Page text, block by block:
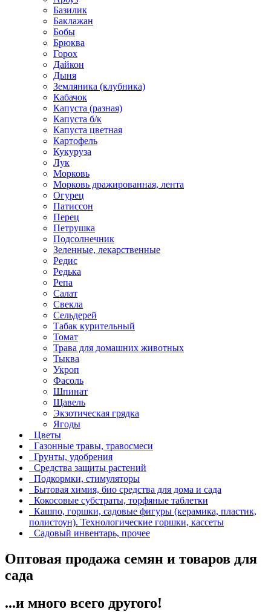
Базилик
Баклажан
Бобы
Брюква
Горох
Дайкон
Дыня
Земляника (клубника)
Кабачок
Капуста (разная)
Капуста б/к
Капуста цветная
Картофель
Кукуруза
Лук
Морковь
Морковь дражированная, лента
Огурец
Патиссон
Перец
Петрушка
Подсолнечник
Зеленные, лекарственные
Редис
Редька
Репа
Салат
Свекла
Сельдерей
Табак курительный
Томат
Трава для домашних животных
Тыква
Укроп
Фасоль
Шпинат
Щавель
Экзотическая грядка
Ягоды
Цветы
Газонные травы, травосмеси
Грунты, удобрения
Средства защиты растений
Подкормки, стимуляторы
Бытовая химия, био средства для дома и сада
Кокосовые субстраты, торфяные таблетки
Кашпо, горшки, садовые фигуры (керамика, пластик,
полистоун). Технологические горшки, кассеты
Садовый инвентарь, прочее
Оптовая продажа семян и товаров для
сада
...и много всего другого!